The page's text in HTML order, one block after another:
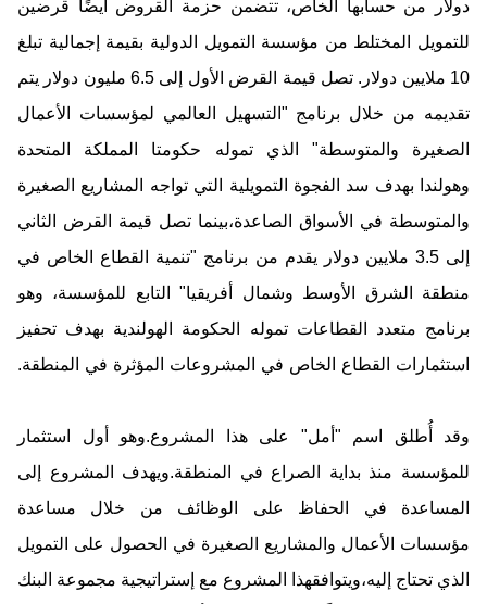
دولار من حسابها الخاص، تتضمن حزمة القروض أيضًا قرضين
للتمويل المختلط من مؤسسة التمويل الدولية بقيمة إجمالية تبلغ
10 ملايين دولار.
تصل قيمة القرض الأول إلى 6.5 مليون دولار
يتم
تقديمه من خلال برنامج "التسهيل العالمي لمؤسسات الأعمال
الصغيرة والمتوسطة" الذي تموله حكومتا المملكة المتحدة
وهولندا بهدف سد الفجوة التمويلية التي تواجه المشاريع الصغيرة
والمتوسطة في الأسواق الصاعدة،بينما تصل قيمة القرض الثاني
إلى 3.5 ملايين دولار يقدم من برنامج "تنمية القطاع الخاص في
منطقة الشرق الأوسط وشمال أفريقيا" التابع للمؤسسة، وهو
برنامج متعدد القطاعات تموله الحكومة الهولندية بهدف تحفيز
استثمارات القطاع الخاص في المشروعات المؤثرة في المنطقة.
وقد أُطلق اسم "أمل" على هذا المشروع.وهو أول استثمار
للمؤسسة منذ بداية الصراع في المنطقة.ويهدف المشروع إلى
المساعدة في الحفاظ على الوظائف من خلال مساعدة
مؤسسات الأعمال والمشاريع الصغيرة في الحصول على التمويل
الذي تحتاج إليه،ويتوافقهذا المشروع مع إستراتيجية مجموعة البنك